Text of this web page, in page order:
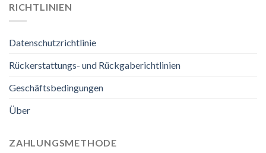
RICHTLINIEN
Datenschutzrichtlinie
Rückerstattungs- und Rückgaberichtlinien
Geschäftsbedingungen
Über
ZAHLUNGSMETHODE